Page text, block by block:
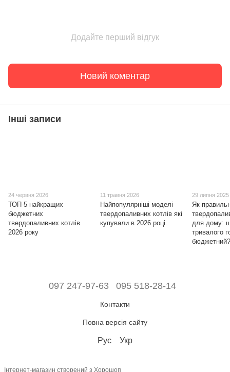
Додайте перший відгук
Новий коментар
Інші записи
24 червня 2026
ТОП-5 найкращих
бюджетних
твердопаливних котлів
2026 року
11 травня 2026
Найпопулярніші моделі
твердопаливних котлів які
купували в 2026 році.
29 липня 2025
Як
для дому:
тривалого
097 247-97-63 095 518-28-14
Контакти
Повна версія сайту
Рус Укр
Інтернет-магазин створений з Хорошоп